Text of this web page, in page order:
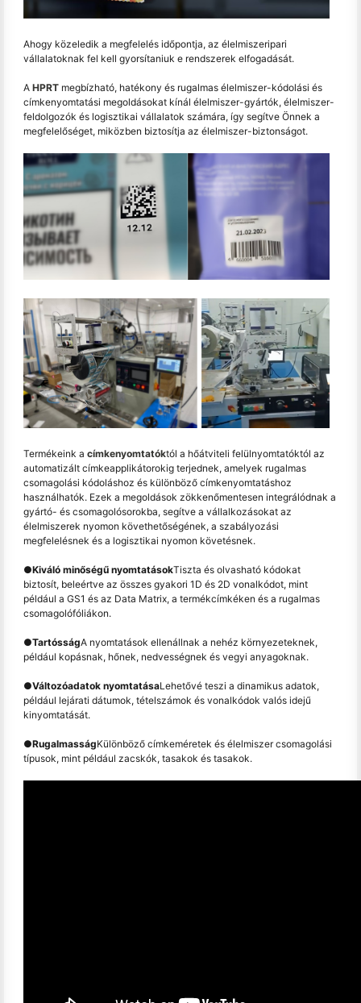
Ahogy közeledik a megfelelés időpontja, az élelmiszeripari
vállalatoknak fel kell gyorsítaniuk e rendszerek elfogadását.
A HPRT megbízható, hatékony és rugalmas élelmiszer-kódolási és
címkenyomtatási megoldásokat kínál élelmiszer-gyártók, élelmiszer-
feldolgozók és logisztikai vállalatok számára, így segítve Önnek a
megfelelőséget, miközben biztosítja az élelmiszer-biztonságot.
Termékeink a címkenyomtatóktól a hőátviteli felülnyomtatóktól az
automatizált címkeapplikátorokig terjednek, amelyek rugalmas
csomagolási kódoláshoz és különböző címkenyomtatáshoz
használhatók. Ezek a megoldások zökkenőmentesen integrálódnak a
gyártó- és csomagolósorokba, segítve a vállalkozásokat az
élelmiszerek nyomon követhetőségének, a szabályozási
megfelelésnek és a logisztikai nyomon követésnek.
●Kiváló minőségű nyomtatásokTiszta és olvasható kódokat
biztosít, beleértve az összes gyakori 1D és 2D vonalkódot, mint
például a GS1 és az Data Matrix, a termékcímkéken és a rugalmas
csomagolófóliákon.
●TartósságA nyomtatások ellenállnak a nehéz környezeteknek,
például kopásnak, hőnek, nedvességnek és vegyi anyagoknak.
●Változóadatok nyomtatásaLehetővé teszi a dinamikus adatok,
például lejárati dátumok, tételszámok és vonalkódok valós idejű
kinyomtatását.
●RugalmasságKülönböző címkeméretek és élelmiszer csomagolási
típusok, mint például zacskók, tasakok és tasakok.